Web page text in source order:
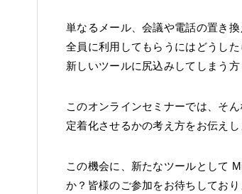
単なるメール、会議や電話の置き
全員に利用してもらうにはどうした
新しいツールに尻込みしてしまう
このオンラインセミナーでは、そ
定着化させるかの考え方をお伝えし
この機会に、新たなツールとして
か？皆様のご参加をお待ちしており